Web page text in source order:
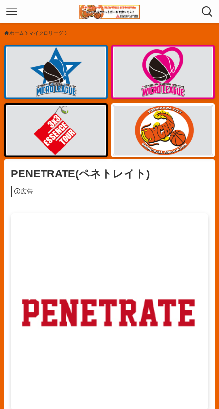
ホーム マイクロリーグ
PENETRATE(ペネトレイト)
広告